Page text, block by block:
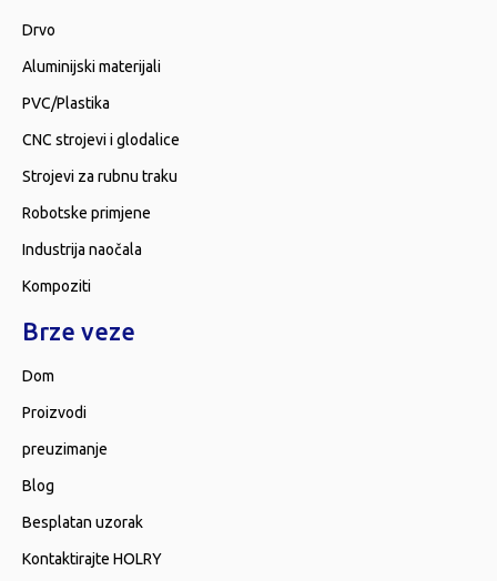
Drvo
Aluminijski materijali
PVC/Plastika
CNC strojevi i glodalice
Strojevi za rubnu traku
Robotske primjene
Industrija naočala
Kompoziti
Brze veze
Dom
Proizvodi
preuzimanje
Blog
Besplatan uzorak
Kontaktirajte HOLRY